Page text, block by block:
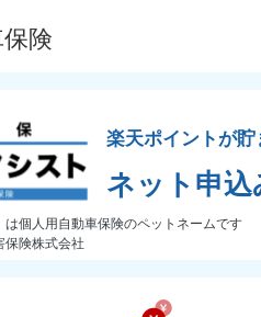
険
楽天ポイントが
ネット申込
個人用自動車保険のペットネームです
保険株式会社